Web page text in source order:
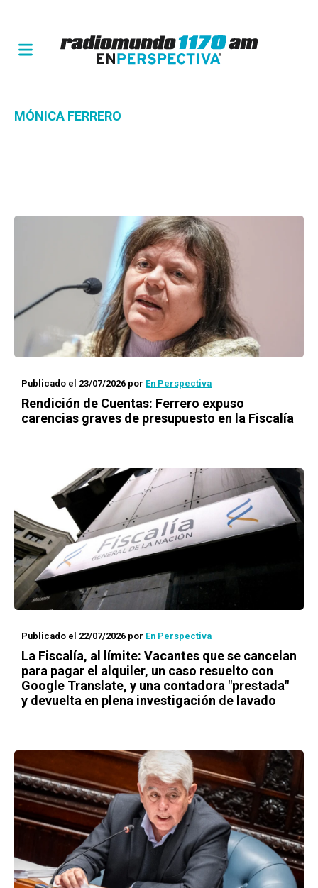
MÓNICA FERRERO
Publicado el 23/07/2026 por En Perspectiva
Rendición de Cuentas: Ferrero expuso
carencias graves de presupuesto en la Fiscalía
Publicado el 22/07/2026 por En Perspectiva
La Fiscalía, al límite: Vacantes que se cancelan
para pagar el alquiler, un caso resuelto con
Google Translate, y una contadora "prestada"
y devuelta en plena investigación de lavado